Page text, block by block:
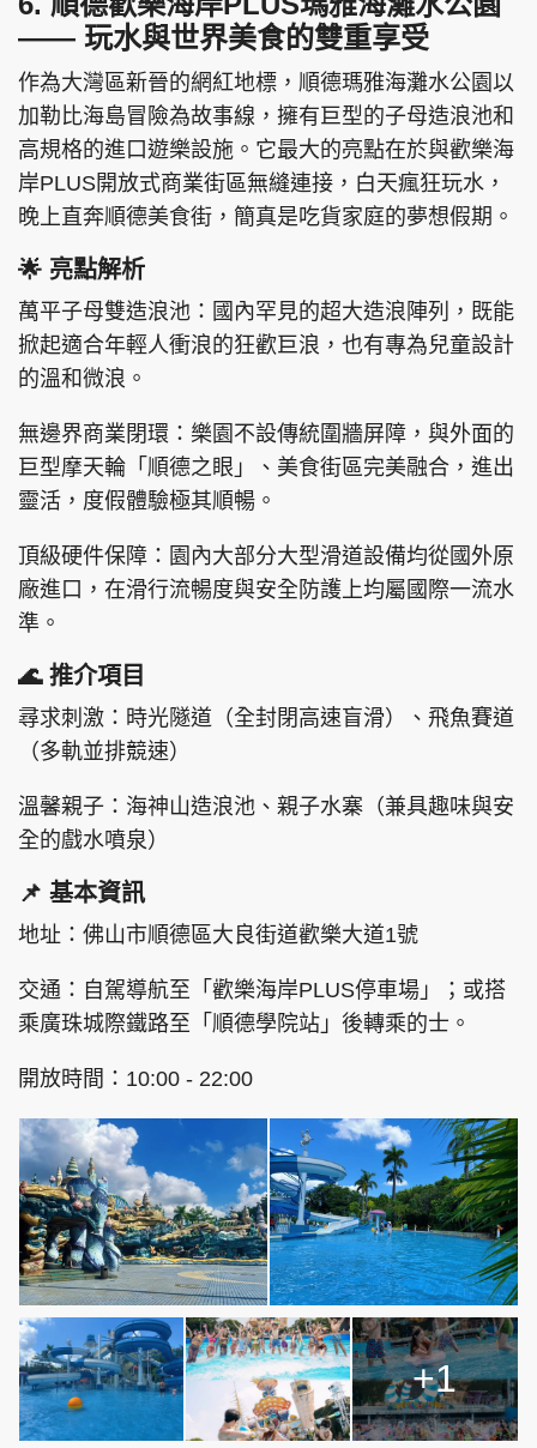
—— 玩水與世界美食的雙重享受
作為大灣區新晉的網紅地標，順德瑪雅海灘水公園以
加勒比海島冒險為故事線，擁有巨型的子母造浪池和
高規格的進口遊樂設施。它最大的亮點在於與歡樂海
岸PLUS開放式商業街區無縫連接，白天瘋狂玩水，
晚上直奔順德美食街，簡真是吃貨家庭的夢想假期。
🌟 亮點解析
萬平子母雙造浪池：國內罕見的超大造浪陣列，既能
掀起適合年輕人衝浪的狂歡巨浪，也有專為兒童設計
的溫和微浪。
無邊界商業閉環：樂園不設傳統圍牆屏障，與外面的
巨型摩天輪「順德之眼」、美食街區完美融合，進出
靈活，度假體驗極其順暢。
頂級硬件保障：園內大部分大型滑道設備均從國外原
廠進口，在滑行流暢度與安全防護上均屬國際一流水
準。
🌊 推介項目
尋求刺激：時光隧道（全封閉高速盲滑）、飛魚賽道
（多軌並排競速）
溫馨親子：海神山造浪池、親子水寨（兼具趣味與安
全的戲水噴泉）
📌 基本資訊
地址：佛山市順德區大良街道歡樂大道1號
交通：自駕導航至「歡樂海岸PLUS停車場」；或搭
乘廣珠城際鐵路至「順德學院站」後轉乘的士。
開放時間：10:00 - 22:00
+1